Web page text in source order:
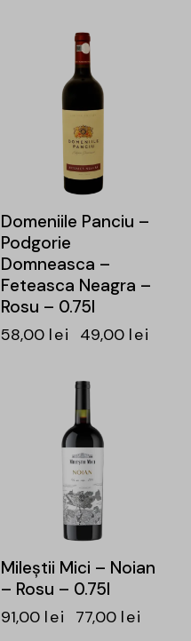
Domeniile Panciu –
Podgorie
Domneasca –
Feteasca Neagra –
Rosu – 0.75l
58,00 lei 49,00 lei
Mileştii Mici – Noian
– Rosu – 0.75l
91,00 lei 77,00 lei